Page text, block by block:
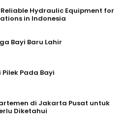
Hydraulic Equipment for
in Indonesia
Bayi Baru Lahir
Pada Bayi
di Jakarta Pusat untuk
Diketahui